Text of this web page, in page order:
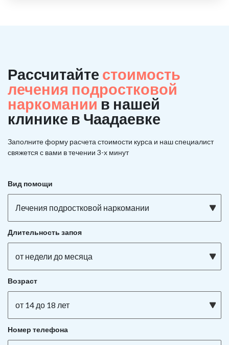
Рассчитайте стоимость
лечения подростковой
наркоманиив нашей
клинике в Чаадаевке
Заполните форму расчета стоимости курса и наш специалист
свяжется с вами в течении 3-х минут
Вид помощи
Лечения подростковой наркомании
Длительность запоя
от недели до месяца
Возраст
от 14 до 18 лет
Номер телефона